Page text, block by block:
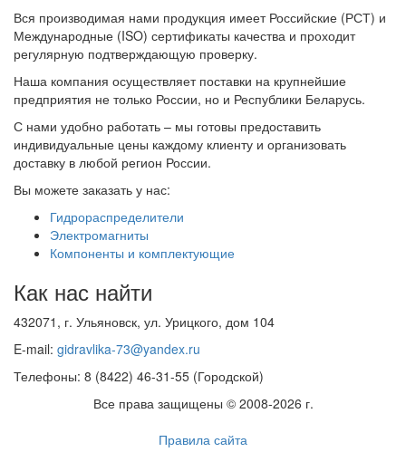
Вся производимая нами продукция имеет Российские (РСТ) и
Международные (ISO) сертификаты качества и проходит
регулярную подтверждающую проверку.
Наша компания осуществляет поставки на крупнейшие
предприятия не только России, но и Республики Беларусь.
С нами удобно работать – мы готовы предоставить
индивидуальные цены каждому клиенту и организовать
доставку в любой регион России.
Вы можете заказать у нас:
Гидрораспределители
Электромагниты
Компоненты и комплектующие
Как нас найти
432071, г. Ульяновск, ул. Урицкого, дом 104
E-mail: gidravlika-73@yandex.ru
Телефоны: 8 (8422) 46-31-55 (Городской)
Все права защищены © 2008-2026 г.
Правила сайта